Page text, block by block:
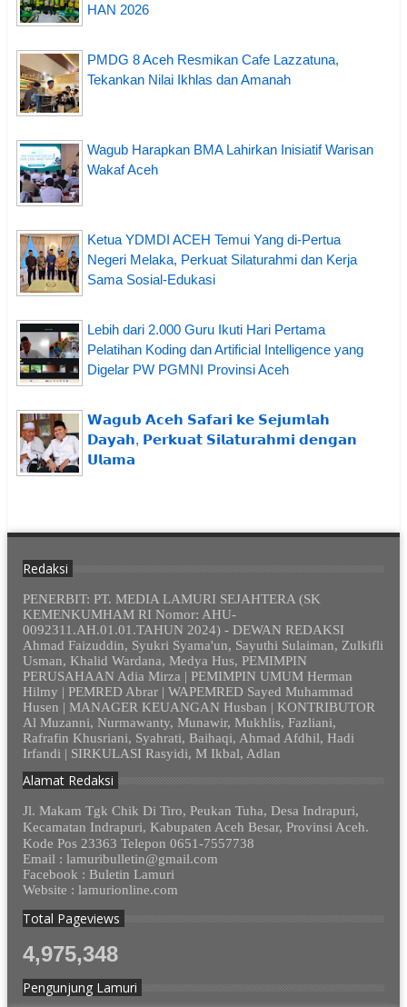
HAN 2026
PMDG 8 Aceh Resmikan Cafe Lazzatuna,
Tekankan Nilai Ikhlas dan Amanah
Wagub Harapkan BMA Lahirkan Inisiatif Warisan
Wakaf Aceh
Ketua YDMDI ACEH Temui Yang di-Pertua
Negeri Melaka, Perkuat Silaturahmi dan Kerja
Sama Sosial-Edukasi
Lebih dari 2.000 Guru Ikuti Hari Pertama
Pelatihan Koding dan Artificial Intelligence yang
Digelar PW PGMNI Provinsi Aceh
𝗪𝗮𝗴𝘂𝗯 𝗔𝗰𝗲𝗵 𝗦𝗮𝗳𝗮𝗿𝗶 𝗸𝗲 𝗦𝗲𝗷𝘂𝗺𝗹𝗮𝗵
𝗗𝗮𝘆𝗮𝗵, 𝗣𝗲𝗿𝗸𝘂𝗮𝘁 𝗦𝗶𝗹𝗮𝘁𝘂𝗿𝗮𝗵𝗺𝗶 𝗱𝗲𝗻𝗴𝗮𝗻
𝗨𝗹𝗮𝗺𝗮
Redaksi
PENERBIT: PT. MEDIA LAMURI SEJAHTERA (SK
KEMENKUMHAM RI Nomor: AHU-
0092311.AH.01.01.TAHUN 2024) - DEWAN REDAKSI
Ahmad Faizuddin, Syukri Syama'un, Sayuthi Sulaiman, Zulkifli
Usman, Khalid Wardana, Medya Hus, PEMIMPIN
PERUSAHAAN Adia Mirza | PEMIMPIN UMUM Herman
Hilmy | PEMRED Abrar | WAPEMRED Sayed Muhammad
Husen | MANAGER KEUANGAN Husban | KONTRIBUTOR
Al Muzanni, Nurmawanty, Munawir, Mukhlis, Fazliani,
Rafrafin Khusriani, Syahrati, Baihaqi, Ahmad Afdhil, Hadi
Irfandi | SIRKULASI Rasyidi, M Ikbal, Adlan
Alamat Redaksi
Jl. Makam Tgk Chik Di Tiro, Peukan Tuha, Desa Indrapuri,
Kecamatan Indrapuri, Kabupaten Aceh Besar, Provinsi Aceh.
Kode Pos 23363 Telepon 0651-7557738
Email : lamuribulletin@gmail.com
Facebook : Buletin Lamuri
Website : lamurionline.com
Total Pageviews
4,975,348
Pengunjung Lamuri